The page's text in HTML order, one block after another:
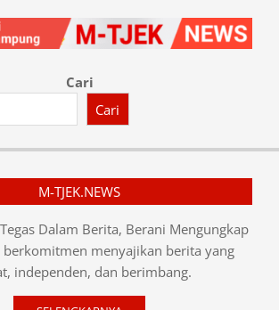
Cari
Cari
M-TJEK.NEWS
Dalam Berita, Berani Mengungkap
berkomitmen menyajikan berita yang
independen, dan berimbang.